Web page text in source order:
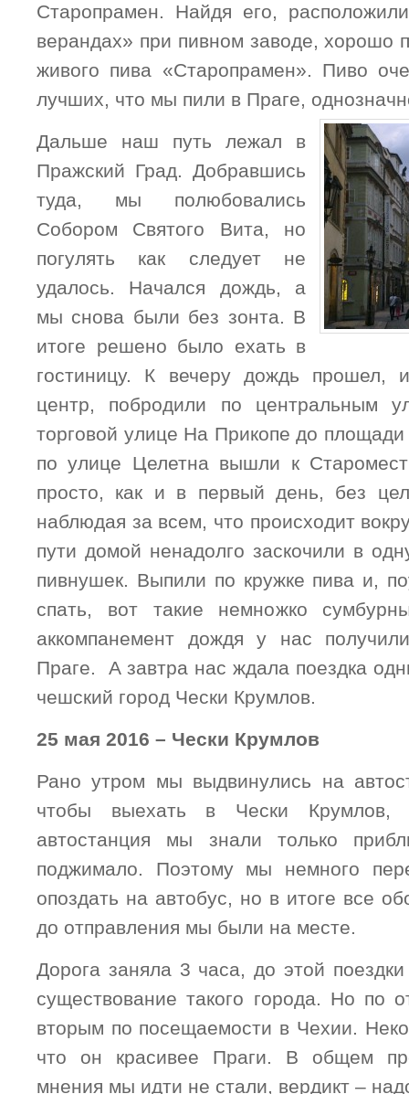
Старопрамен. Найдя его,
верандах» при пивном заводе, хорошо
живого пива «Старопрамен». Пиво
лучших, что мы пили в Праге,
Дальше наш путь лежал в
Пражский Град. Добравшись
туда, мы полюбовались
Собором Святого Вита, но
погулять как следует не
удалось. Начался дождь, а
мы снова были без зонта. В
итоге решено было ехать в
гостиницу. К вечеру дождь прошел,
центр, побродили по центральным
торговой улице На Прикопе до
по улице Целетна вышли к
просто, как и в первый день, без
наблюдая за всем, что происходит
пути домой ненадолго заскочили в
пивнушек. Выпили по кружке пива и,
спать, вот такие немножко
аккомпанемент дождя у нас
Праге. А завтра нас ждала поездка
чешский город Чески Крумлов.
25 мая 2016 – Чески Крумлов
Рано утром мы выдвинулись на
чтобы выехать в Чески Крумлов,
автостанция мы знали только
поджимало. Поэтому мы немного
опоздать на автобус, но в итоге все
до отправления мы были на месте.
Дорога заняла 3 часа, до этой
существование такого города. Но по
вторым по посещаемости в Чехии.
что он красивее Праги. В общем
мнения мы идти не стали, вердикт –